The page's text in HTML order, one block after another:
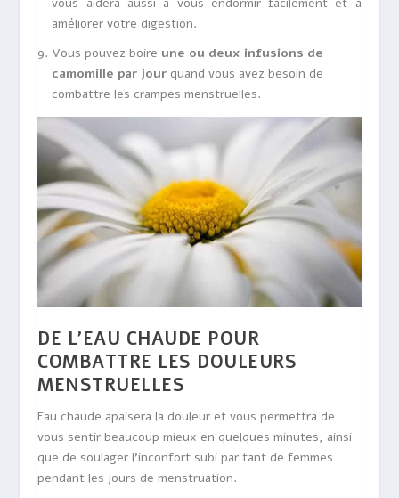
améliorer votre digestion.
Vous pouvez boire une ou deux infusions de
camomille par jour quand vous avez besoin de
combattre les crampes menstruelles.
DE L’EAU CHAUDE POUR
COMBATTRE LES DOULEURS
MENSTRUELLES
Eau chaude apaisera la douleur et vous permettra de
vous sentir beaucoup mieux en quelques minutes, ainsi
que de soulager l’inconfort subi par tant de femmes
pendant les jours de menstruation.